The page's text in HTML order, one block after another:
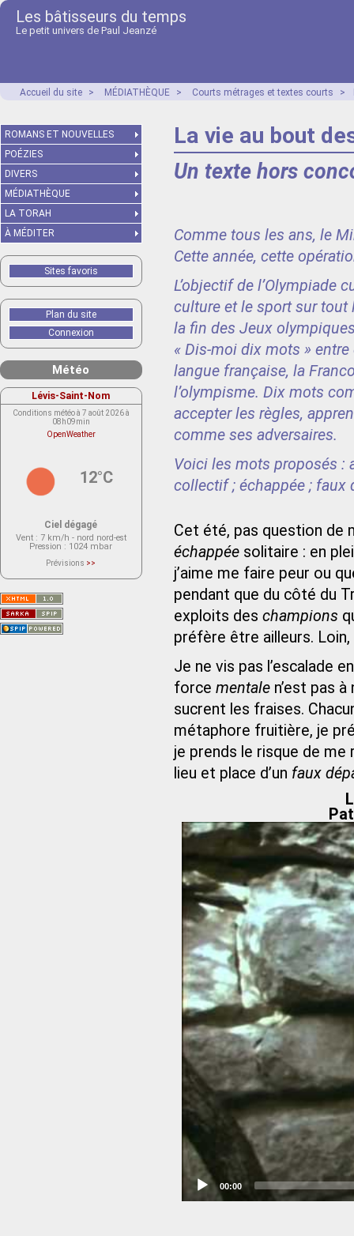
Les bâtisseurs du temps
Le petit univers de Paul Jeanzé
Accueil du site > MÉDIATHÈQUE > Courts métrages et textes courts >
La vie au bout
Un texte hors
Comme tous les ans, le
Cette année, cette
L’objectif de l’Olympiade
culture et le sport sur tout
la fin des Jeux
« Dis-moi dix mots »
langue française, la
l’olympisme. Dix mots
accepter les règles,
comme ses adversaires.
Voici les mots proposés :
collectif ; échappée ; faux
Cet été, pas question de
échappée solitaire : en
j’aime me faire peur ou
pendant que du côté du
exploits des champions
préfère être ailleurs.
Je ne vis pas l’escalade
force mentale n’est pas
sucrent les fraises.
métaphore fruitière, je
je prends le risque de
lieu et place d’un faux
Current
time
00:00
ROMANS ET NOUVELLES
POÉZIES
DIVERS
MÉDIATHÈQUE
LA TORAH
À MÉDITER
Sites favoris
Plan du site
Connexion
Météo
Lévis-Saint-Nom
Conditions météo à 7 août 2026 à
08h09min
OpenWeather
12°C
Ciel dégagé
Vent : 7 km/h - nord nord-est
Pression : 1024 mbar
Prévisions >>
actuellement aucune prévision
Saint-Nom.
Veuillez consulter le message du
service ci-dessous.
(401 - Invalid API key. Please see
https://openweathermap.org/faq#error401